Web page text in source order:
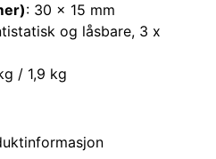
: 30 x 15 mm
og låsbare, 3 x
/ 1,9 kg